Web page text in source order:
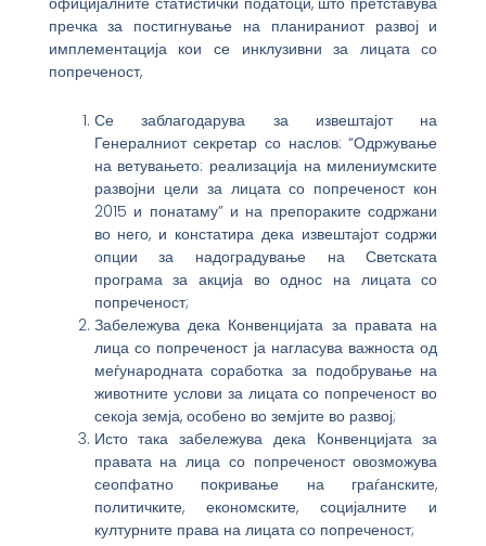
пречка за постигнување на планираниот развој и
имплементација кои се инклузивни за лицата со
попреченост,
Се заблагодарува за извештајот на
Генералниот секретар со наслов: “Одржување
на ветувањето: реализација на милениумските
развојни цели за лицата со попреченост кон
2015 и понатаму” и на препораките содржани
во него, и констатира дека извештајот содржи
опции за надоградување на Светската
програма за акција во однос на лицата со
попреченост;
Забележува дека Конвенцијата за правата на
лица со попреченост ја нагласува важноста од
меѓународната соработка за подобрување на
животните услови за лицата со попреченост во
секоја земја, особено во земјите во развој;
Исто така забележува дека Конвенцијата за
правата на лица со попреченост овозможува
сеопфатно покривање на граѓанските,
политичките, економските, социјалните и
културните права на лицата со попреченост;